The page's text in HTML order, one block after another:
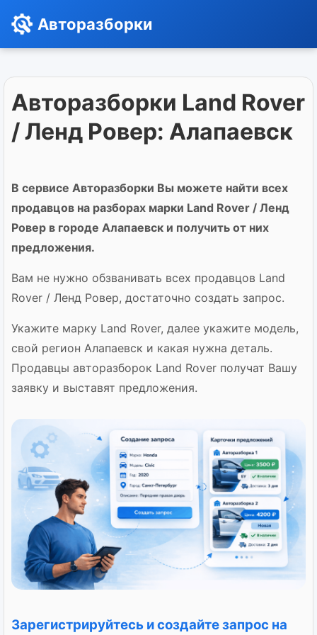
Авторазборки
Авторазборки Land Rover
/ Ленд Ровер: Алапаевск
В сервисе Авторазборки Вы можете найти всех
продавцов на разборах марки Land Rover / Ленд
Ровер в городе Алапаевск и получить от них
предложения.
Вам не нужно обзванивать всех продавцов Land
Rover / Ленд Ровер, достаточно создать запрос.
Укажите марку Land Rover, далее укажите модель,
свой регион Алапаевск и какая нужна деталь.
Продавцы авторазборок Land Rover получат Вашу
заявку и выставят предложения.
Зарегистрируйтесь и создайте запрос на